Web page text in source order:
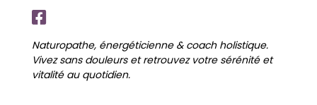
Naturopathe, énergéticienne & coach holistique.
Vivez sans douleurs et retrouvez votre sérénité et
vitalité au quotidien.